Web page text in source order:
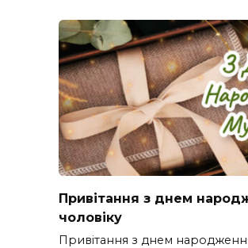
Привітання з днем
чоловіку
Привітання з днем